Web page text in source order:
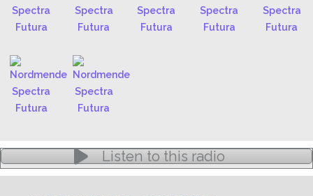
Listen to this radio